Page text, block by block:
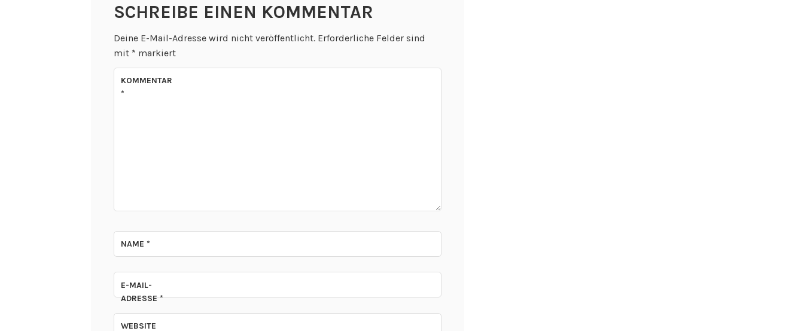
SCHREIBE EINEN KOMMENTAR
Deine E-Mail-Adresse wird nicht veröffentlicht. Erforderliche Felder sind
mit * markiert
KOMMENTAR
*
NAME *
E-MAIL-
ADRESSE*
WEBSITE